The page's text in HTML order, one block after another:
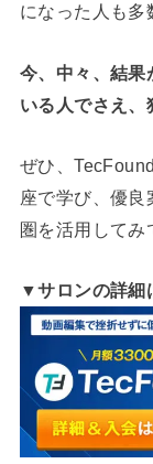
になった人も多
今、中々、結果
いる人でさえ、
ぜひ、
座で学び、優
圏を活用してみ
▼サロンの詳細